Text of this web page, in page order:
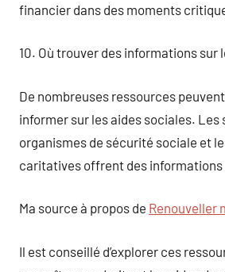
financier dans des moments
10. Où trouver des informations sur
De nombreuses ressources
informer sur les aides sociales.
organismes de sécurité sociale et
caritatives offrent des
Ma source à propos de Renouveller
Il est conseillé d’explorer ces